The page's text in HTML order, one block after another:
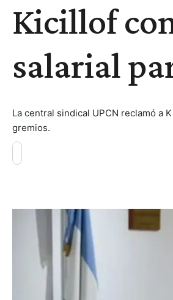
Kicillof
salarial
La central sindical UPCN reclamó a
gremios.